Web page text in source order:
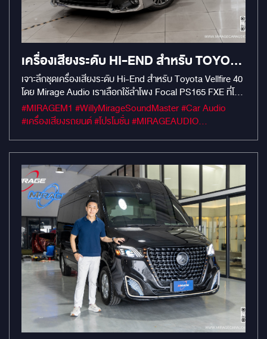
เครื่องเสียงระดับ HI-END สำหรับ TOYOTA
VELLFIRE 40 โดย MIRAGE AUDIO ไม่
ทำลายโครงสร้างรถ
เจาะลึกชุดเครื่องเสียงระดับ Hi-End สำหรับ Toyota Vellfire 40
โดย Mirage Audio เราเลือกใช้ลำโพง Focal PS165 FXE ที่โดด
เด่นด้วยวัสดุ Flax Fiber ให้เสียงที่เป็นธรรมชาติและหวานใส ติด
ตั้งแบบกึ่ง OEM ไม่ทำลายโครงสร้างรถ
#MIRAGEM1 #WillyMirageSoundMaster #Car Audio
#เครื่องเสียงรถยนต์ #โปรโมชั่น #MIRAGEAUDIO